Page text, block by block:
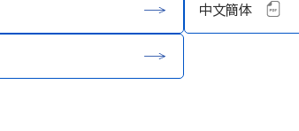
中文簡体